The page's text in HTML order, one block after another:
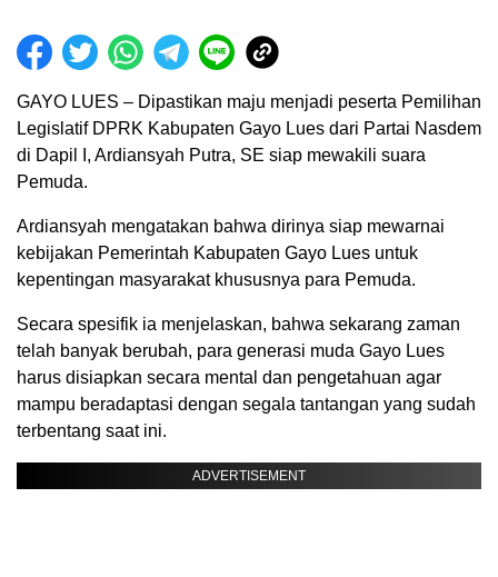
GAYO LUES – Dipastikan maju menjadi peserta Pemilihan
Legislatif DPRK Kabupaten Gayo Lues dari Partai Nasdem
di Dapil I, Ardiansyah Putra, SE siap mewakili suara
Pemuda.
Ardiansyah mengatakan bahwa dirinya siap mewarnai
kebijakan Pemerintah Kabupaten Gayo Lues untuk
kepentingan masyarakat khususnya para Pemuda.
Secara spesifik ia menjelaskan, bahwa sekarang zaman
telah banyak berubah, para generasi muda Gayo Lues
harus disiapkan secara mental dan pengetahuan agar
mampu beradaptasi dengan segala tantangan yang sudah
terbentang saat ini.
ADVERTISEMENT